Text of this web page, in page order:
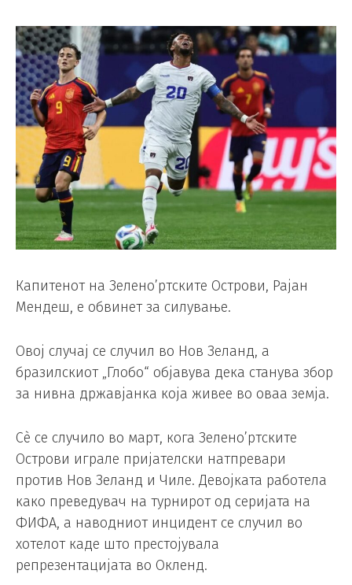
Капитенот на Зелено’ртските Острови, Рајан
Мендеш, е обвинет за силување.
Овој случај се случил во Нов Зеланд, а
бразилскиот „Глобо“ објавува дека станува збор
за нивна државјанка која живее во оваа земја.
Сè се случило во март, кога Зелено’ртските
Острови играле пријателски натпревари
против Нов Зеланд и Чиле. Девојката работела
како преведувач на турнирот од серијата на
ФИФА, а наводниот инцидент се случил во
хотелот каде што престојувала
репрезентацијата во Окленд.